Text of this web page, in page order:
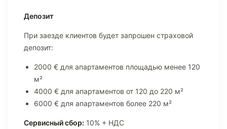
Депозит
При заезде клиентов будет запрошен страховой
депозит:
2000 € для апартаментов площадью менее 120
м²
4000 € для апартаментов от 120 до 220 м²
6000 € для апартаментов более 220 м²
Сервисный сбор: 10% + НДС